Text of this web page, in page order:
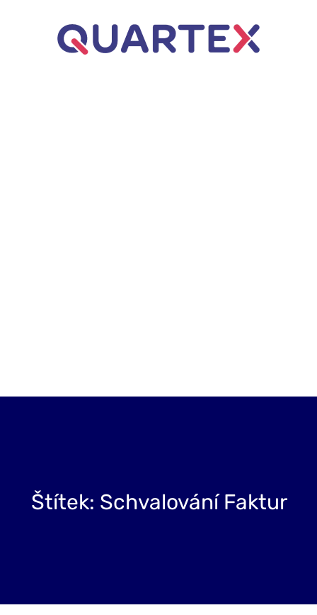
Štítek: Schvalování Faktur